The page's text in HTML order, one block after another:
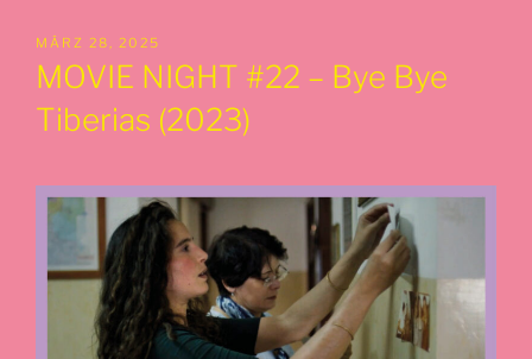
VERÖFFENTLICHT
AM
MÄRZ 28, 2025
MOVIE NIGHT #22 – Bye Bye
Tiberias (2023)